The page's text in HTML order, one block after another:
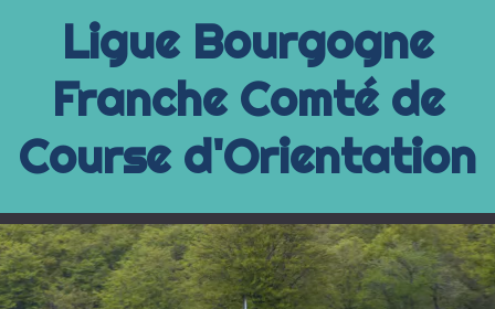
Ligue Bourgogne
Franche Comté de
Course d'Orientation